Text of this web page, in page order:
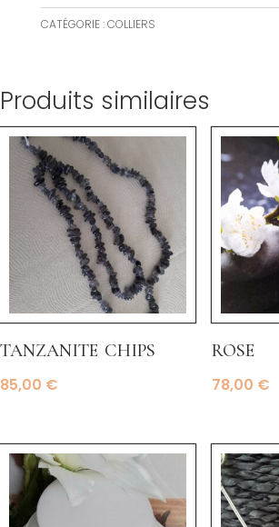
CATÉGORIE :COLLIERS
Produits similaires
tanzanite chips
85,00 €
rose
78,00 €